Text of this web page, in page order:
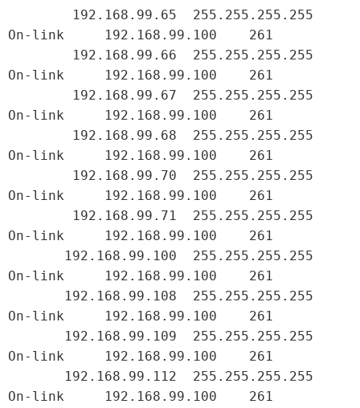
On-link     192.168.99.100    261
On-link     192.168.99.100    261
On-link     192.168.99.100    261
On-link     192.168.99.100    261
On-link     192.168.99.100    261
On-link     192.168.99.100    261
On-link     192.168.99.100    261
On-link     192.168.99.100    261
On-link     192.168.99.100    261
On-link     192.168.99.100    261